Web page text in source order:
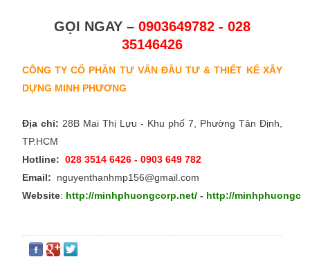
GỌI NGAY – 0903649782 - 028
35146426
CÔNG TY CỔ PHẦN TƯ VẤN ĐẦU TƯ & THIẾT KẾ XÂY
DỰNG MINH PHƯƠNG
Địa chỉ: 28B Mai Thị Lựu - Khu phố 7, Phường Tân Định,
TP.HCM
Hotline: 028 3514 6426 - 0903 649 782
Email: nguyenthanhmp156@gmail.com
Website: http://minhphuongcorp.net/- http://